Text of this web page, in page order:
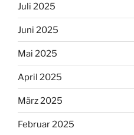
Juli 2025
Juni 2025
Mai 2025
April 2025
März 2025
Februar 2025